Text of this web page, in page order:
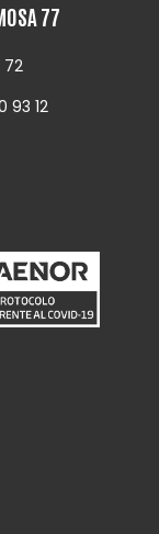
77
72
93 12